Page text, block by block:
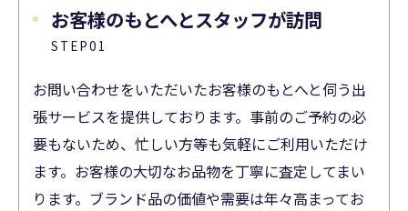
お客様のもとへとスタッフが訪問
STEP01
お問い合わせをいただいたお客様のもとへと伺う出
張サービスを提供しております。事前のご予約の必
要もないため、忙しい方等も気軽にご利用いただけ
ます。お客様の大切なお品物を丁寧に査定してまい
ります。ブランド品の価値や需要は年々高まってお